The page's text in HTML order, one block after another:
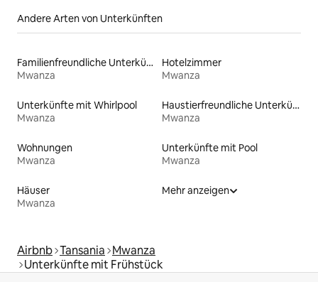
Andere Arten von Unterkünften
Familienfreundliche Unterkünfte
Mwanza
Hotelzimmer
Mwanza
Unterkünfte mit Whirlpool
Mwanza
Haustierfreundliche Unterkünfte
Mwanza
Wohnungen
Mwanza
Unterkünfte mit Pool
Mwanza
Häuser
Mwanza
Mehr anzeigen
Airbnb Tansania Mwanza
Unterkünfte mit Frühstück